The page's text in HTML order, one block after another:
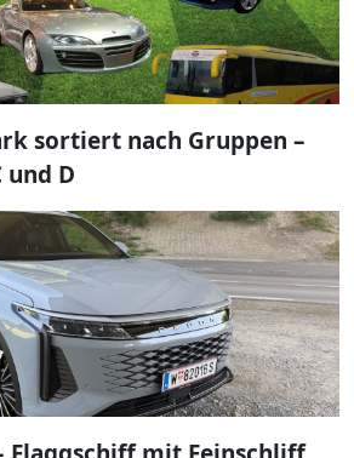
sortiert nach Gruppen –
und D